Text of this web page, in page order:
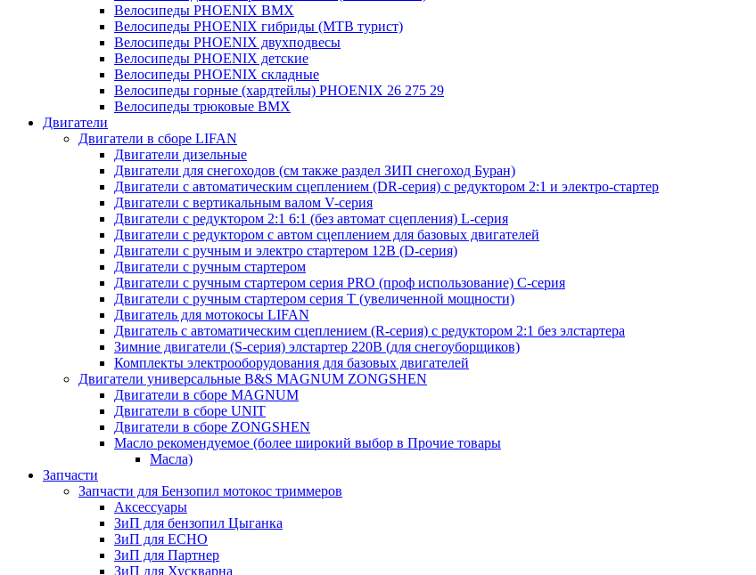
Велосипеды PHOENIX BMX
Велосипеды PHOENIX гибриды (MTB турист)
Велосипеды PHOENIX двухподвесы
Велосипеды PHOENIX детские
Велосипеды PHOENIX складные
Велосипеды горные (хардтейлы) PHOENIX 26 275 29
Велосипеды трюковые BMX
Двигатели
Двигатели в сборе LIFAN
Двигатели дизельные
Двигатели для снегоходов (см также раздел ЗИП снегоход Буран)
Двигатели с автоматическим сцеплением (DR-серия) с редуктором 2:1 и электро-стартер
Двигатели с вертикальным валом V-серия
Двигатели с редуктором 2:1 6:1 (без автомат сцепления) L-серия
Двигатели с редуктором с автом сцеплением для базовых двигателей
Двигатели с ручным и электро стартером 12В (D-серия)
Двигатели с ручным стартером
Двигатели с ручным стартером серия PRO (проф использование) C-серия
Двигатели с ручным стартером серия Т (увеличенной мощности)
Двигатель для мотокосы LIFAN
Двигатель с автоматическим сцеплением (R-серия) с редуктором 2:1 без элстартера
Зимние двигатели (S-серия) элстартер 220В (для снегоуборщиков)
Комплекты электрооборудования для базовых двигателей
Двигатели универсальные B&S MAGNUM ZONGSHEN
Двигатели в сборе MAGNUM
Двигатели в сборе UNIT
Двигатели в сборе ZONGSHEN
Масло рекомендуемое (более широкий выбор в Прочие товары
Масла)
Запчасти
Запчасти для Бензопил мотокос триммеров
Аксессуары
ЗиП для бензопил Цыганка
ЗиП для ЕСНО
ЗиП для Партнер
ЗиП для Хускварна